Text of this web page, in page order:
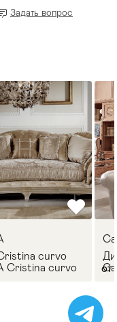
Задать вопрос
curvo
Cristina curvo
от